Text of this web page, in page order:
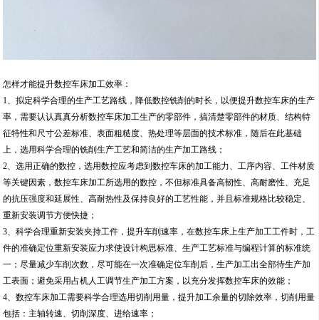
怎样才能提升数控车床加工效率：
1、拟定科学合理的生产工艺路线，降低数控铣削的时长，以便提升数控车床的生产
率，需要认认真真分析数控车床加工生产的零部件，搞清楚零部件的材质、结构特
征特性和尺寸公差标准、表面粗糙度、热处理等层面的技术标准，随后在此基础
上，选用科学合理的铣削生产工艺和简洁的生产加工路线；
2、选用正确的数控，选用数控应考虑到数控车床的加工能力、工序内容、工件材质
等关键因素，数控车床加工所选用的数控，不但标准具备高韧性、高耐磨性、充足
的抗压强度和延展性、高耐热性及保持良好的工艺性能，并且标准规格比较稳定、
重新安装调节方便快捷；
3、科学合理重新安装夹持工件，提升车削速率，在数控车床上生产加工工件时，工
件的准确定位重新安装应力求使设计构思标准、生产工艺标准与编程计算的标准统
一；尽量减少车削次数，尽可能在一次准确定位车削后，生产加工出全部待生产加
工表面；避免采用占机人工调节生产加工方案，以充分发挥数控车床的效能；
4、数控车床加工需要科学合理选用切削用量，提升加工余量的切除效率，切削用量
包括：主轴转速、切削深度、进给速率；